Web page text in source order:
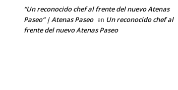
“Un reconocido chef al frente del nuevo Atenas
Paseo” | Atenas Paseo en Un reconocido chef al
frente del nuevo Atenas Paseo